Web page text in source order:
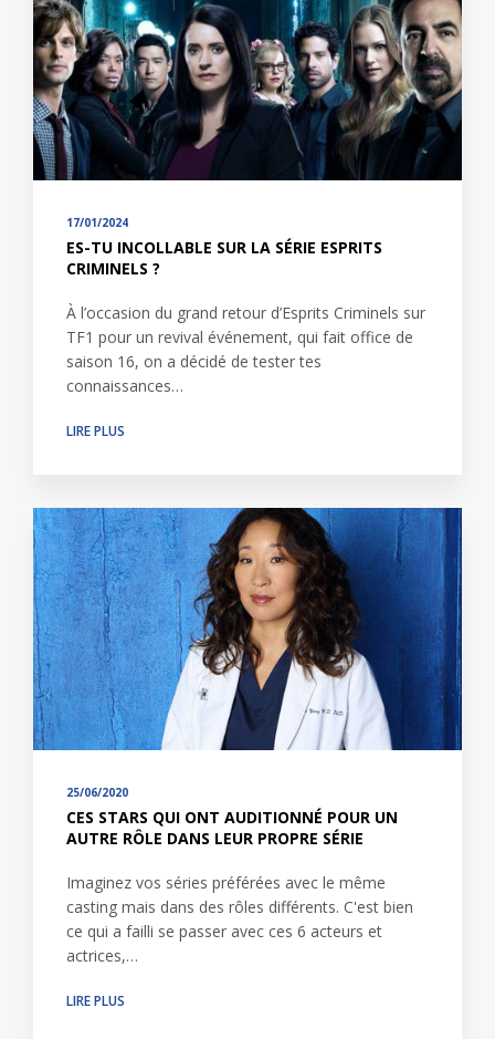
17/01/2024
ES-TU INCOLLABLE SUR LA SÉRIE ESPRITS
CRIMINELS ?
À l’occasion du grand retour d’Esprits Criminels sur
TF1 pour un revival événement, qui fait office de
saison 16, on a décidé de tester tes
connaissances…
LIRE PLUS
25/06/2020
CES STARS QUI ONT AUDITIONNÉ POUR UN
AUTRE RÔLE DANS LEUR PROPRE SÉRIE
Imaginez vos séries préférées avec le même
casting mais dans des rôles différents. C'est bien
ce qui a failli se passer avec ces 6 acteurs et
actrices,…
LIRE PLUS